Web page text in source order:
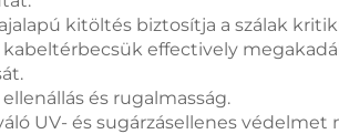
kitöltés biztosítja a szálak
effectively
és rugalmasság.
UV- és sugárzásellenes védelmet